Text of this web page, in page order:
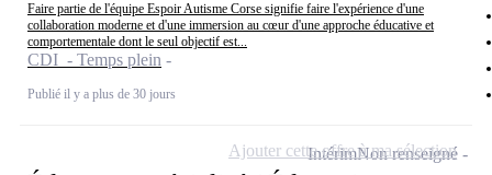
Faire partie de l'équipe Espoir Autisme Corse signifie faire l'expérience d'une
collaboration moderne et d'une immersion au cœur d'une approche éducative et
comportementale dont le seul objectif est...
CDI - Temps plein
Publié il y a plus de 30 jours
IntérimNon renseigné
Ajouter cette offre à ma sélection